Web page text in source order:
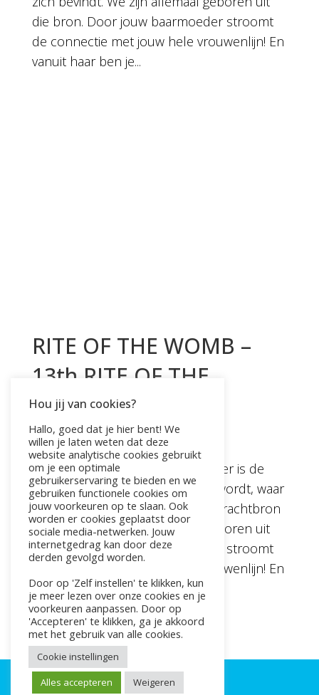
die bron. Door jouw baarmoeder stroomt
de connectie met jouw hele vrouwenlijn! En
vanuit haar ben je...
RITE OF THE WOMB –
13th RITE OF THE
MUNAY-KI = VOL
door Pauline|feb 10, 2024
Jouw baarmoeder. De baarmoeder is de
plek waar nieuw leven geboren wordt, waar
jouw creatiekracht heerst, jouw krachtbron
zich bevindt. We zijn állemaal geboren uit
die bron. Door jouw baarmoeder stroomt
de connectie met jouw hele vrouwenlijn! En
vanuit haar ben je...
« Vorige Pagina
Hou jij van cookies?
Hallo, goed dat je hier bent! We
willen je laten weten dat deze
website analytische cookies gebruikt
om je een optimale
gebruikerservaring te bieden en we
gebruiken functionele cookies om
jouw voorkeuren op te slaan. Ook
worden er cookies geplaatst door
sociale media-netwerken. Jouw
internetgedrag kan door deze
derden gevolgd worden.
Door op 'Zelf instellen' te klikken, kun
je meer lezen over onze cookies en je
voorkeuren aanpassen. Door op
'Accepteren' te klikken, ga je akkoord
met het gebruik van alle cookies.
Cookie instellingen
Alles accepteren
Weigeren